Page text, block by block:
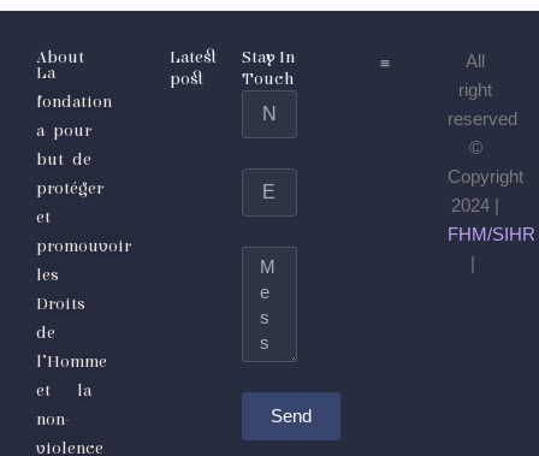
About
La
fondation
a pour
but de
protéger
et
promouvoir
les
Droits
de
l’Homme
et la
non-
violence
Latest
post
Stay In
Touch
Message
Send
All
right
reserved
©
Copyright
2024 |
FHM/SIHR
|